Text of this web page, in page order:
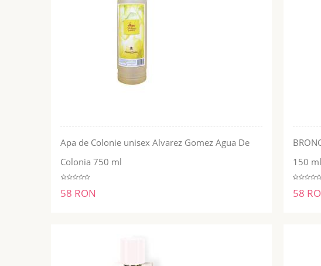
Apa de Colonie unisex Alvarez Gomez Agua De
Colonia 750 ml
58 RON
ADĂUGĂ ÎN COŞ
150 ml
58